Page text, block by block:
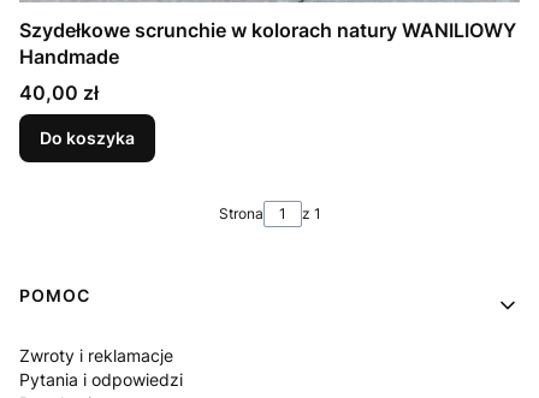
Szydełkowe scrunchie w kolorach natury WANILIOWY
Handmade
Cena
40,00 zł
Do koszyka
Strona z 1
Linki w stopce
POMOC
Zwroty i reklamacje
Pytania i odpowiedzi